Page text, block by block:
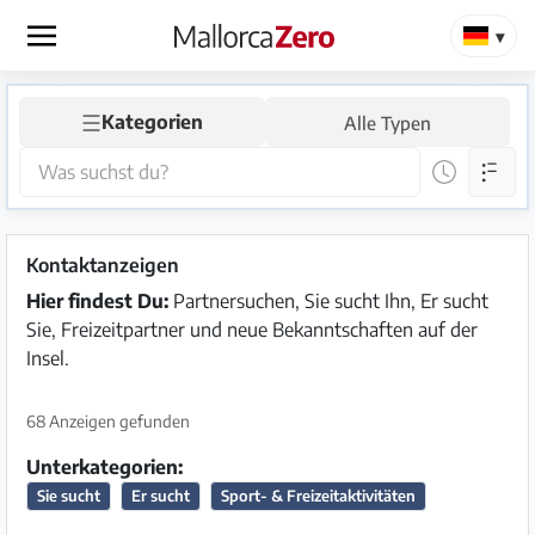
×
Startseite
Shop
Premium
☰Kategorien Alle Typen
Kontaktanzeigen
Hier findest Du: Partnersuchen, Sie sucht Ihn, Er sucht
Sie, Freizeitpartner und neue Bekanntschaften auf der
Insel.
68 Anzeigen gefunden
Unterkategorien:
Sie sucht Er sucht Sport- & Freizeitaktivitäten